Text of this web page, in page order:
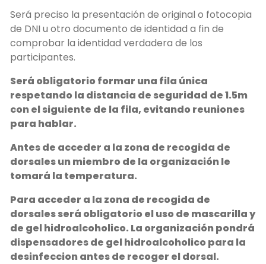
Será preciso la presentación de original o fotocopia
de DNI u otro documento de identidad a fin de
comprobar la identidad verdadera de los
participantes.
Será obligatorio formar una fila única
respetando la distancia de seguridad de 1.5m
con el siguiente de la fila, evitando reuniones
para hablar.
Antes de acceder a la zona de recogida de
dorsales un miembro de la organización le
tomará la temperatura.
Para acceder a la zona de recogida de
dorsales será obligatorio el uso de mascarilla y
de gel hidroalcoholico. La organización pondrá
dispensadores de gel hidroalcoholico para la
desinfeccion antes de recoger el dorsal.